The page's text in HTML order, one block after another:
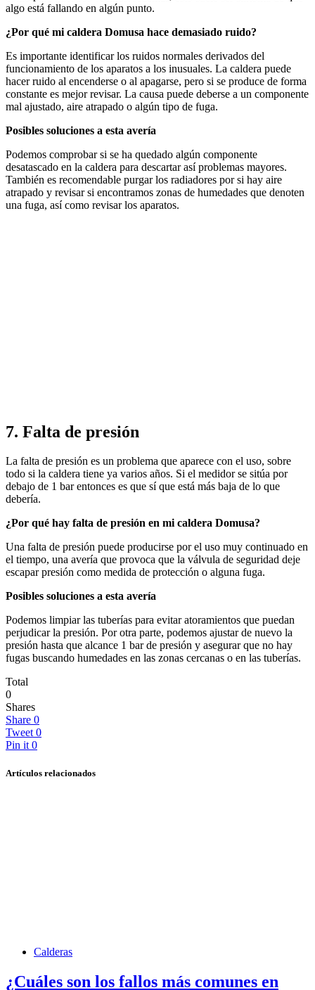
algo está fallando en algún punto.
¿Por qué mi caldera Domusa hace demasiado ruido?
Es importante identificar los ruidos normales derivados del
funcionamiento de los aparatos a los inusuales. La caldera puede
hacer ruido al encenderse o al apagarse, pero si se produce de forma
constante es mejor revisar. La causa puede deberse a un componente
mal ajustado, aire atrapado o algún tipo de fuga.
Posibles soluciones a esta avería
Podemos comprobar si se ha quedado algún componente
desatascado en la caldera para descartar así problemas mayores.
También es recomendable purgar los radiadores por si hay aire
atrapado y revisar si encontramos zonas de humedades que denoten
una fuga, así como revisar los aparatos.
7. Falta de presión
La falta de presión es un problema que aparece con el uso, sobre
todo si la caldera tiene ya varios años. Si el medidor se sitúa por
debajo de 1 bar entonces es que sí que está más baja de lo que
debería.
¿Por qué hay falta de presión en mi caldera Domusa?
Una falta de presión puede producirse por el uso muy continuado en
el tiempo, una avería que provoca que la válvula de seguridad deje
escapar presión como medida de protección o alguna fuga.
Posibles soluciones a esta avería
Podemos limpiar las tuberías para evitar atoramientos que puedan
perjudicar la presión. Por otra parte, podemos ajustar de nuevo la
presión hasta que alcance 1 bar de presión y asegurar que no hay
fugas buscando humedades en las zonas cercanas o en las tuberías.
Total
0
Shares
Share 0
Tweet 0
Pin it 0
Artículos relacionados
Calderas
¿Cuáles son los fallos más comunes en